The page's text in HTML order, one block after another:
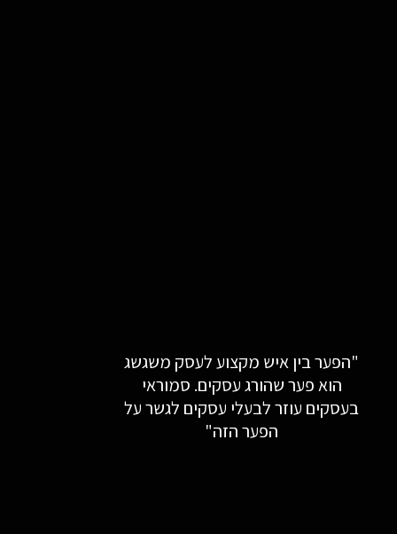
"הפער בין איש מקצוע לעסק משגשג
הוא פער שהורג עסקים. סמוראי
בעסקים עוזר לבעלי עסקים לגשר על
הפער הזה"